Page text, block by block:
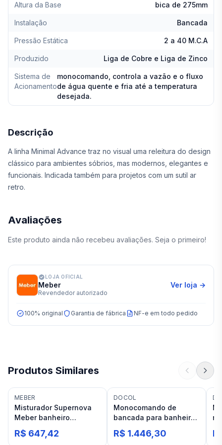
Altura da Base bica de 275mm
Instalação Bancada
Pressão Estática 2 a 40 M.C.A
Produzido Liga de Cobre e Liga de Zinco
Sistema de
Acionamento
monocomando, controla a vazão e o fluxo
de água quente e fria até a temperatura
desejada.
Descrição
A linha Minimal Advance traz no visual uma releitura do design
clássico para ambientes sóbrios, mas modernos, elegantes e
funcionais. Indicada também para projetos com um sutil ar
retro.
Avaliações
Este produto ainda não recebeu avaliações. Seja o primeiro!
LOJA OFICIAL
Meber
Revendedor autorizado
Ver loja →
100% original Garantia de fábrica NF-e em todo pedido
Produtos Similares
MEBER
Misturador Supernova
Meber banheiro
bancada 1877 C 21
R$ 647,42
DOCOL
Monocomando de
bancada para banheiro
bica baixa Docol Lift
Ônix
R$ 1.446,30